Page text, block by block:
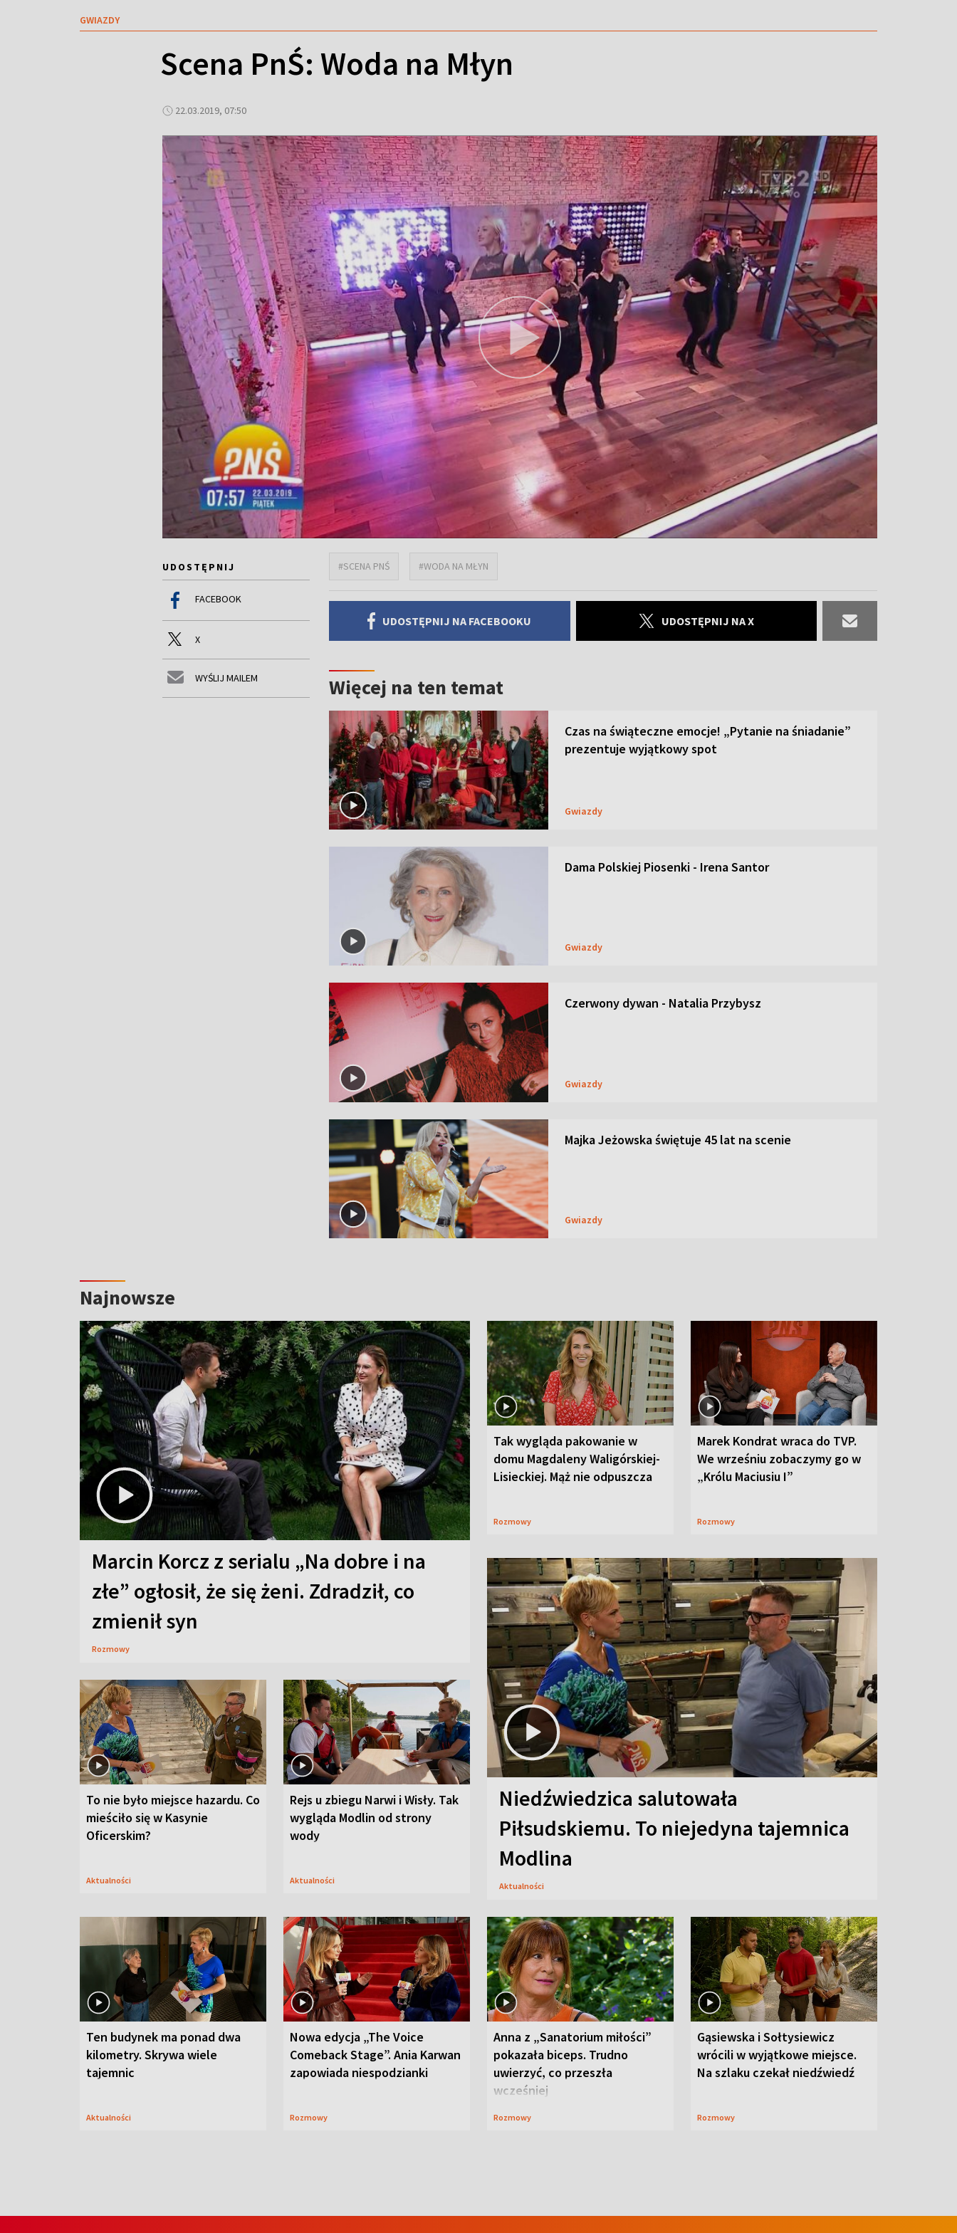
GWIAZDY
Scena PnŚ: Woda na Młyn
22.03.2019, 07:50
UDOSTĘPNIJ
FACEBOOK
X
WYŚLIJ MAILEM
#SCENA PNŚ #WODA NA MŁYN
UDOSTĘPNIJ NA FACEBOOKU UDOSTĘPNIJ NA X
Więcej na ten temat
Czas na świąteczne emocje! „Pytanie na śniadanie”
prezentuje wyjątkowy spot
Gwiazdy
Dama Polskiej Piosenki - Irena Santor
Gwiazdy
Czerwony dywan - Natalia Przybysz
Gwiazdy
Majka Jeżowska świętuje 45 lat na scenie
Gwiazdy
Najnowsze
Marcin Korcz z serialu „Na dobre i na
złe” ogłosił, że się żeni. Zdradził, co
zmienił syn
Rozmowy
Tak wygląda pakowanie w
domu Magdaleny Waligórskiej-
Lisieckiej. Mąż nie odpuszcza
Rozmowy
Marek Kondrat wraca do TVP.
We wrześniu zobaczymy go w
„Królu Maciusiu I”
Rozmowy
To nie było miejsce hazardu. Co
mieściło się w Kasynie
Oficerskim?
Aktualności
Rejs u zbiegu Narwi i Wisły. Tak
wygląda Modlin od strony
wody
Aktualności
Niedźwiedzica salutowała
Piłsudskiemu. To niejedyna tajemnica
Modlina
Aktualności
Ten budynek ma ponad dwa
kilometry. Skrywa wiele
tajemnic
Aktualności
Nowa edycja „The Voice
Comeback Stage”. Ania Karwan
zapowiada niespodzianki
Rozmowy
Anna z „Sanatorium miłości”
pokazała biceps. Trudno
uwierzyć, co przeszła
wcześniej
Rozmowy
Gąsiewska i Sołtysiewicz
wrócili w wyjątkowe miejsce.
Na szlaku czekał niedźwiedź
Rozmowy